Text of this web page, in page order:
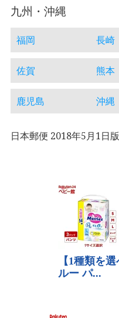
九州・沖縄
福岡 長崎
佐賀 熊本
鹿児島 沖縄
日本郵便 2018年5月1日版